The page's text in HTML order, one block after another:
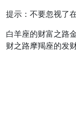
提示：不要忽视了
白羊座的财富之路
财之路摩羯座的发